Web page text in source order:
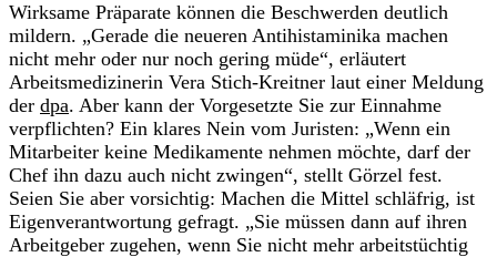
Wirksame Präparate können die Beschwerden deutlich
mildern. „Gerade die neueren Antihistaminika machen
nicht mehr oder nur noch gering müde“, erläutert
Arbeitsmedizinerin Vera Stich-Kreitner laut einer Meldung
der dpa. Aber kann der Vorgesetzte Sie zur Einnahme
verpflichten? Ein klares Nein vom Juristen: „Wenn ein
Mitarbeiter keine Medikamente nehmen möchte, darf der
Chef ihn dazu auch nicht zwingen“, stellt Görzel fest.
Seien Sie aber vorsichtig: Machen die Mittel schläfrig, ist
Eigenverantwortung gefragt. „Sie müssen dann auf ihren
Arbeitgeber zugehen, wenn Sie nicht mehr arbeitstüchtig